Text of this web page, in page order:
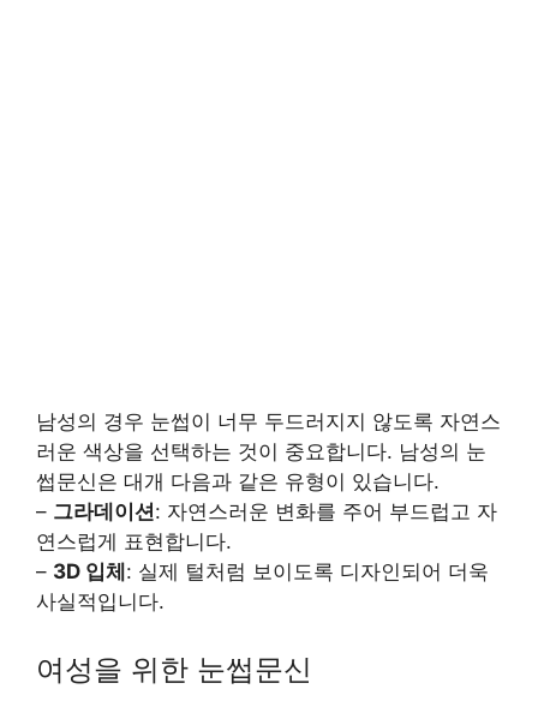
남성의 경우 눈썹이 너무 두드러지지 않도록 자연스
러운 색상을 선택하는 것이 중요합니다. 남성의 눈
썹문신은 대개 다음과 같은 유형이 있습니다.
– 그라데이션: 자연스러운 변화를 주어 부드럽고 자
연스럽게 표현합니다.
– 3D 입체 : 실제 털처럼 보이도록 디자인되어 더욱
사실적입니다.
여성을 위한 눈썹문신